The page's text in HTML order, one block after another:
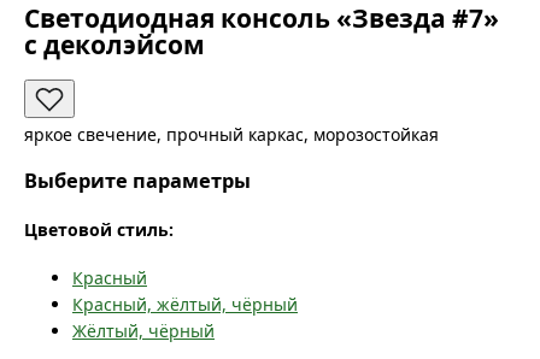
Светодиодная консоль «Звезда #7»
с деколэйсом
яркое свечение, прочный каркас, морозостойкая
Выберите параметры
Цветовой стиль:
Красный
Красный, жёлтый, чёрный
Жёлтый, чёрный